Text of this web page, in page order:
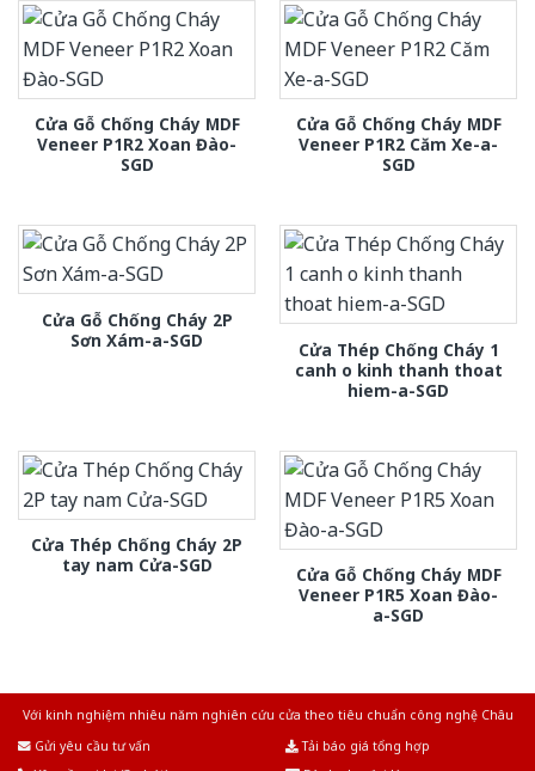
Cửa Gỗ Chống Cháy MDF
Veneer P1R2 Xoan Đào-
SGD
Cửa Gỗ Chống Cháy MDF
Veneer P1R2 Căm Xe-a-
SGD
Cửa Gỗ Chống Cháy 2P
Sơn Xám-a-SGD
Cửa Thép Chống Cháy 1
canh o kinh thanh thoat
hiem-a-SGD
Cửa Thép Chống Cháy 2P
tay nam Cửa-SGD
Cửa Gỗ Chống Cháy MDF
Veneer P1R5 Xoan Đào-
a-SGD
Với kinh nghiệm nhiêu năm nghiên cứu cửa theo tiêu chuẩn công nghệ Châu
Gửi yêu cầu tư vấn
Tải báo giá tổng hợp